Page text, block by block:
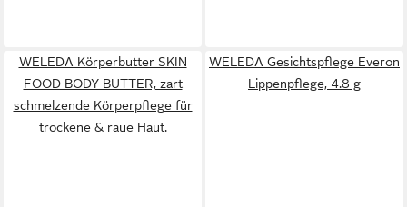
WELEDA Körperbutter SKIN
FOOD BODY BUTTER, zart
schmelzende Körperpflege für
trockene & raue Haut.
WELEDA Gesichtspflege Everon
Lippenpflege, 4.8 g